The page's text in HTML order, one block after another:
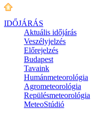
IDŐJÁRÁS
Aktuális időjárás
Veszélyjelzés
Előrejelzés
Budapest
Tavaink
Humánmeteorológia
Agrometeorológia
Repülésmeteorológia
MeteoStúdió